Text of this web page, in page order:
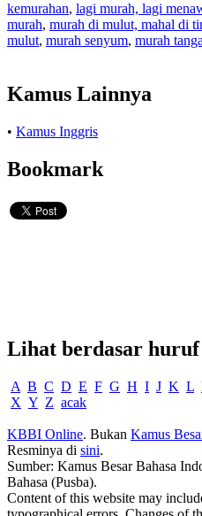
kemurahan, lagi murah, lagi
murah, murah di mulut, mahal di
mulut, murah senyum, murah
Kamus Lainnya
• Kamus Inggris
Bookmark
Lihat berdasar huruf
A B C D E F G H I J K L
X Y Z acak
KBBI Online. Bukan Kamus
Resminya di sini.
Sumber: Kamus Besar Bahasa
Bahasa (Pusba).
Content of this website may